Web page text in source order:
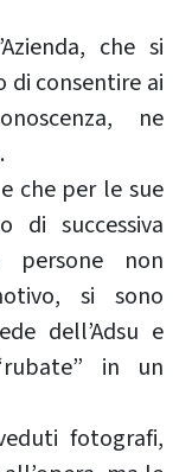
che si
consentire ai
ne
che per le sue
di successiva
non
si sono
dell’Adsu e
in un
fotografi,